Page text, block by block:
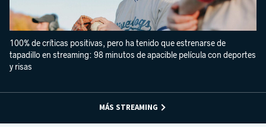
100% de críticas positivas, pero ha tenido que estrenarse de
tapadillo en streaming: 98 minutos de apacible película con deportes
y risas
MÁS STREAMING